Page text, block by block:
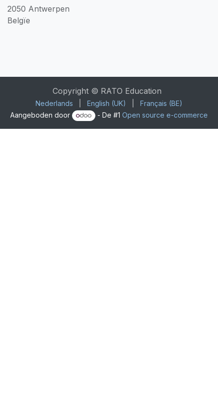
2050 Antwerpen
Belgïe
Copyright © RATO Education
Nederlands English (UK)
Français (BE)
Aangeboden door
- De #1Open source e-commerce